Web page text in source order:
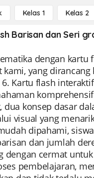
Kelas 1 Kelas 2
Barisan dan Seri
dengan kartu
kami, yang dirancang
Kartu flash
dua konsep dasar
visual yang
dipahami,
dan jumlah
dengan cermat untuk
pembelajaran,